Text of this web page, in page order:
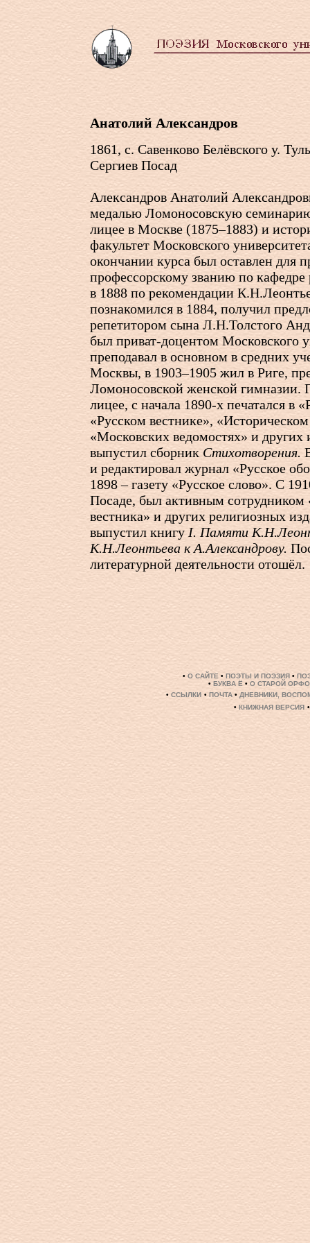
Анатолий Александров
1861, с. Савенково Белёвского у.
Сергиев Посад
Александров Анатолий
медалью Ломоносовскую
лицее в Москве (1875–1883) и
факультет Московского
окончании курса был оставлен для
профессорскому званию по кафедре
в 1888 по рекомендации
познакомился в 1884, получил
репетитором сына Л.Н.Толстого
был приват-доцентом Московского
преподавал в основном в средних
Москвы, в 1903–1905 жил в Риге,
Ломоносовской женской гимназии.
лицее, с начала 1890-х печатался в
«Русском вестнике»,
«Московских ведомостях» и других
выпустил сборник Стихотворения.
и редактировал журнал «Русское
1898 – газету «Русское слово». С
Посаде, был активным сотрудником
вестника» и других религиозных
выпустил книгу I. Памяти
К.Н.Леонтьева к А.Александрову.
литературной деятельности отошёл.